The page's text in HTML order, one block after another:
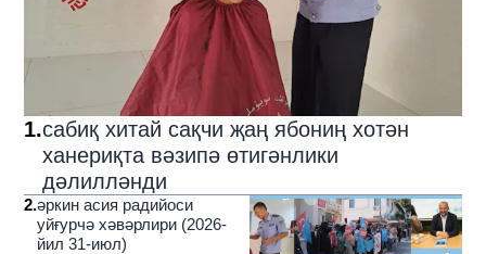
1.сабиқ хитай сақчи җаң ябониң хотән
ханериқта вәзипә өтигәнлики
дәлилләнди
2.әркин асия радийоси
уйғурчә хәвәрлири (2026-
йил 31-июл)